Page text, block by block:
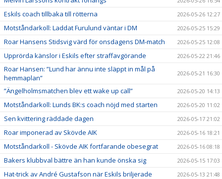
Eskils coach tillbaka till rötterna 2026-05-26 12:27
Motståndarkoll: Laddat Furulund väntar i DM 2026-05-25 15:29
Roar Hansens Stidsvig värd för onsdagens DM-match 2026-05-25 12:08
Upprörda känslor i Eskils efter straffavgörande 2026-05-22 21:46
Roar Hansen: ”Lund har ännu inte släppt in mål på
hemmaplan”
2026-05-21 16:30
”Ängelholmsmatchen blev ett wake up call” 2026-05-20 14:13
Motståndarkoll: Lunds BK:s coach nöjd med starten 2026-05-20 11:02
Sen kvittering räddade dagen 2026-05-17 21:02
Roar imponerad av Skövde AIK 2026-05-16 18:21
Motståndarkoll - Skövde AIK fortfarande obesegrat 2026-05-16 08:18
Bakers klubbval bättre än han kunde önska sig 2026-05-15 17:03
Hat-trick av André Gustafson när Eskils briljerade 2026-05-13 21:48